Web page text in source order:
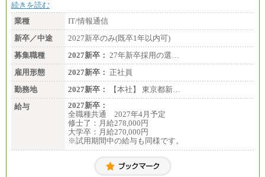
続きを読む
業種
IT/情報通信
新卒／中途
2027新卒のみ(既卒1年以内可)
募集職種
2027新卒： 27年新卒採用の選…
雇用形態
2027新卒： 正社員
勤務地
2027新卒：
【本社】 東京都新…
給与
2027新卒：
全職種共通 2027年4月予定
修士了：月給278,000円
大学卒：月給270,000円
※試用期間中の給与も同様です。